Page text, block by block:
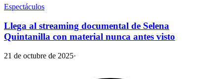
Espectáculos
Llega al streaming documental de Selena
Quintanilla con material nunca antes visto
21 de octubre de 2025·